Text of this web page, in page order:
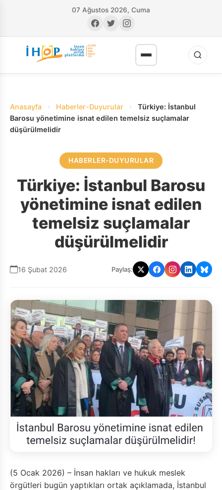
07 Ağustos 2026, Cuma
Anasayfa › Haberler-Duyurular ›
Türkiye: İstanbul
Barosu yönetimine isnat edilen temelsiz suçlamalar
düşürülmelidir
HABERLER-DUYURULAR
Türkiye: İstanbul Barosu
yönetimine isnat edilen
temelsiz suçlamalar
düşürülmelidir
16 Şubat 2026 Paylaş:
(5 Ocak 2026) – İnsan hakları ve hukuk meslek
örgütleri bugün yaptıkları ortak açıklamada, İstanbul